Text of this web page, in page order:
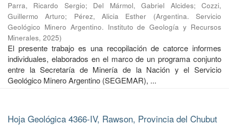
Parra, Ricardo Sergio; Del Mármol, Gabriel Alcides;Cozzi,
Guillermo Arturo; Pérez, Alicia Esther (Argentina. Servicio
Geológico Minero Argentino. Instituto de Geología y Recursos
Minerales, 2025)
El presente trabajo es una recopilación de catorce informes
individuales, elaborados en el marco de un programa conjunto
entre la Secretaría de Minería de la Nación y el Servicio
Geológico Minero Argentino (SEGEMAR), ...
Hoja Geológica 4366-IV, Rawson, Provincia del Chubut